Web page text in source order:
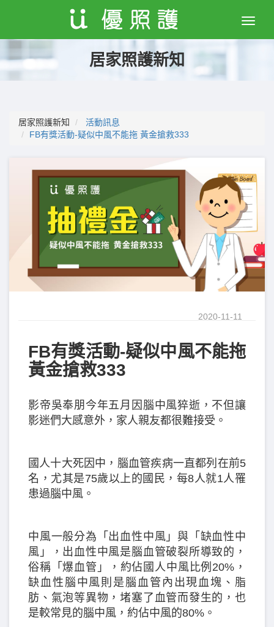
Toggle
居家照護新知
居家照護新知
活動訊息
FB有獎活動-疑似中風不能拖 黃金搶救333
2020-11-11
FB有獎活動-疑似中風不能拖
黃金搶救333
影帝吳奉朋今年五月因腦中風猝逝，不但讓
影迷們大感意外，家人親友都很難接受。
國人十大死因中，腦血管疾病一直都列在前5
名，尤其是75歲以上的國民，每8人就1人罹
患過腦中風。
中風一般分為「出血性中風」與「缺血性中
風」，出血性中風是腦血管破裂所導致的，
俗稱「爆血管」，約佔國人中風比例20%，
缺血性腦中風則是腦血管內出現血塊、脂
肪、氣泡等異物，堵塞了血管而發生的，也
是較常見的腦中風，約佔中風的80%。